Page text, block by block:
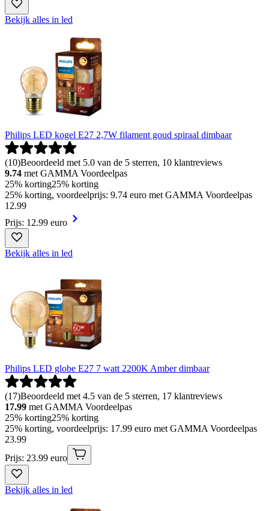
Bekijk alles in led
Philips LED kogel E27 2,7W filament goud spiraal dimbaar
(10)Beoordeeld met 5.0 van de 5 sterren, 10 klantreviews
9.74 met GAMMA Voordeelpas
25% korting25% korting
25% korting, voordeelprijs: 9.74 euro met GAMMA Voordeelpas
12.99
Prijs: 12.99 euro
Bekijk alles in led
Philips LED globe E27 7 watt 2200K Amber dimbaar
(17)Beoordeeld met 4.5 van de 5 sterren, 17 klantreviews
17.99 met GAMMA Voordeelpas
25% korting25% korting
25% korting, voordeelprijs: 17.99 euro met GAMMA Voordeelpas
23.99
Prijs: 23.99 euro
Bekijk alles in led